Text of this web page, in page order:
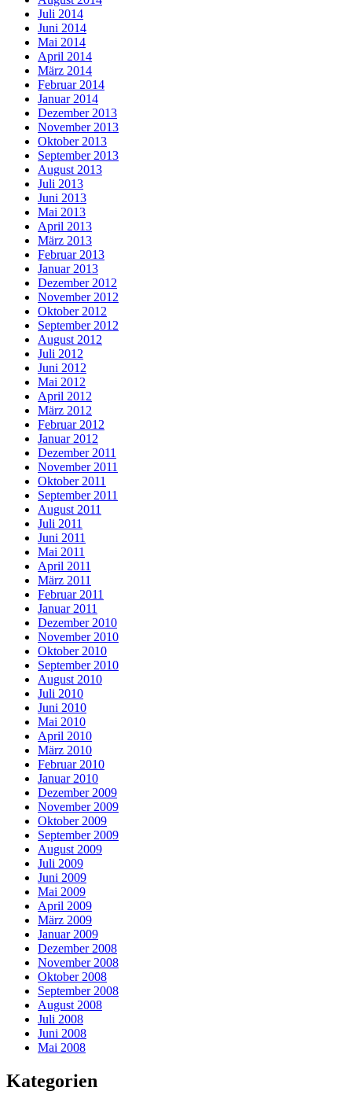
Juli 2014
Juni 2014
Mai 2014
April 2014
März 2014
Februar 2014
Januar 2014
Dezember 2013
November 2013
Oktober 2013
September 2013
August 2013
Juli 2013
Juni 2013
Mai 2013
April 2013
März 2013
Februar 2013
Januar 2013
Dezember 2012
November 2012
Oktober 2012
September 2012
August 2012
Juli 2012
Juni 2012
Mai 2012
April 2012
März 2012
Februar 2012
Januar 2012
Dezember 2011
November 2011
Oktober 2011
September 2011
August 2011
Juli 2011
Juni 2011
Mai 2011
April 2011
März 2011
Februar 2011
Januar 2011
Dezember 2010
November 2010
Oktober 2010
September 2010
August 2010
Juli 2010
Juni 2010
Mai 2010
April 2010
März 2010
Februar 2010
Januar 2010
Dezember 2009
November 2009
Oktober 2009
September 2009
August 2009
Juli 2009
Juni 2009
Mai 2009
April 2009
März 2009
Januar 2009
Dezember 2008
November 2008
Oktober 2008
September 2008
August 2008
Juli 2008
Juni 2008
Mai 2008
Kategorien